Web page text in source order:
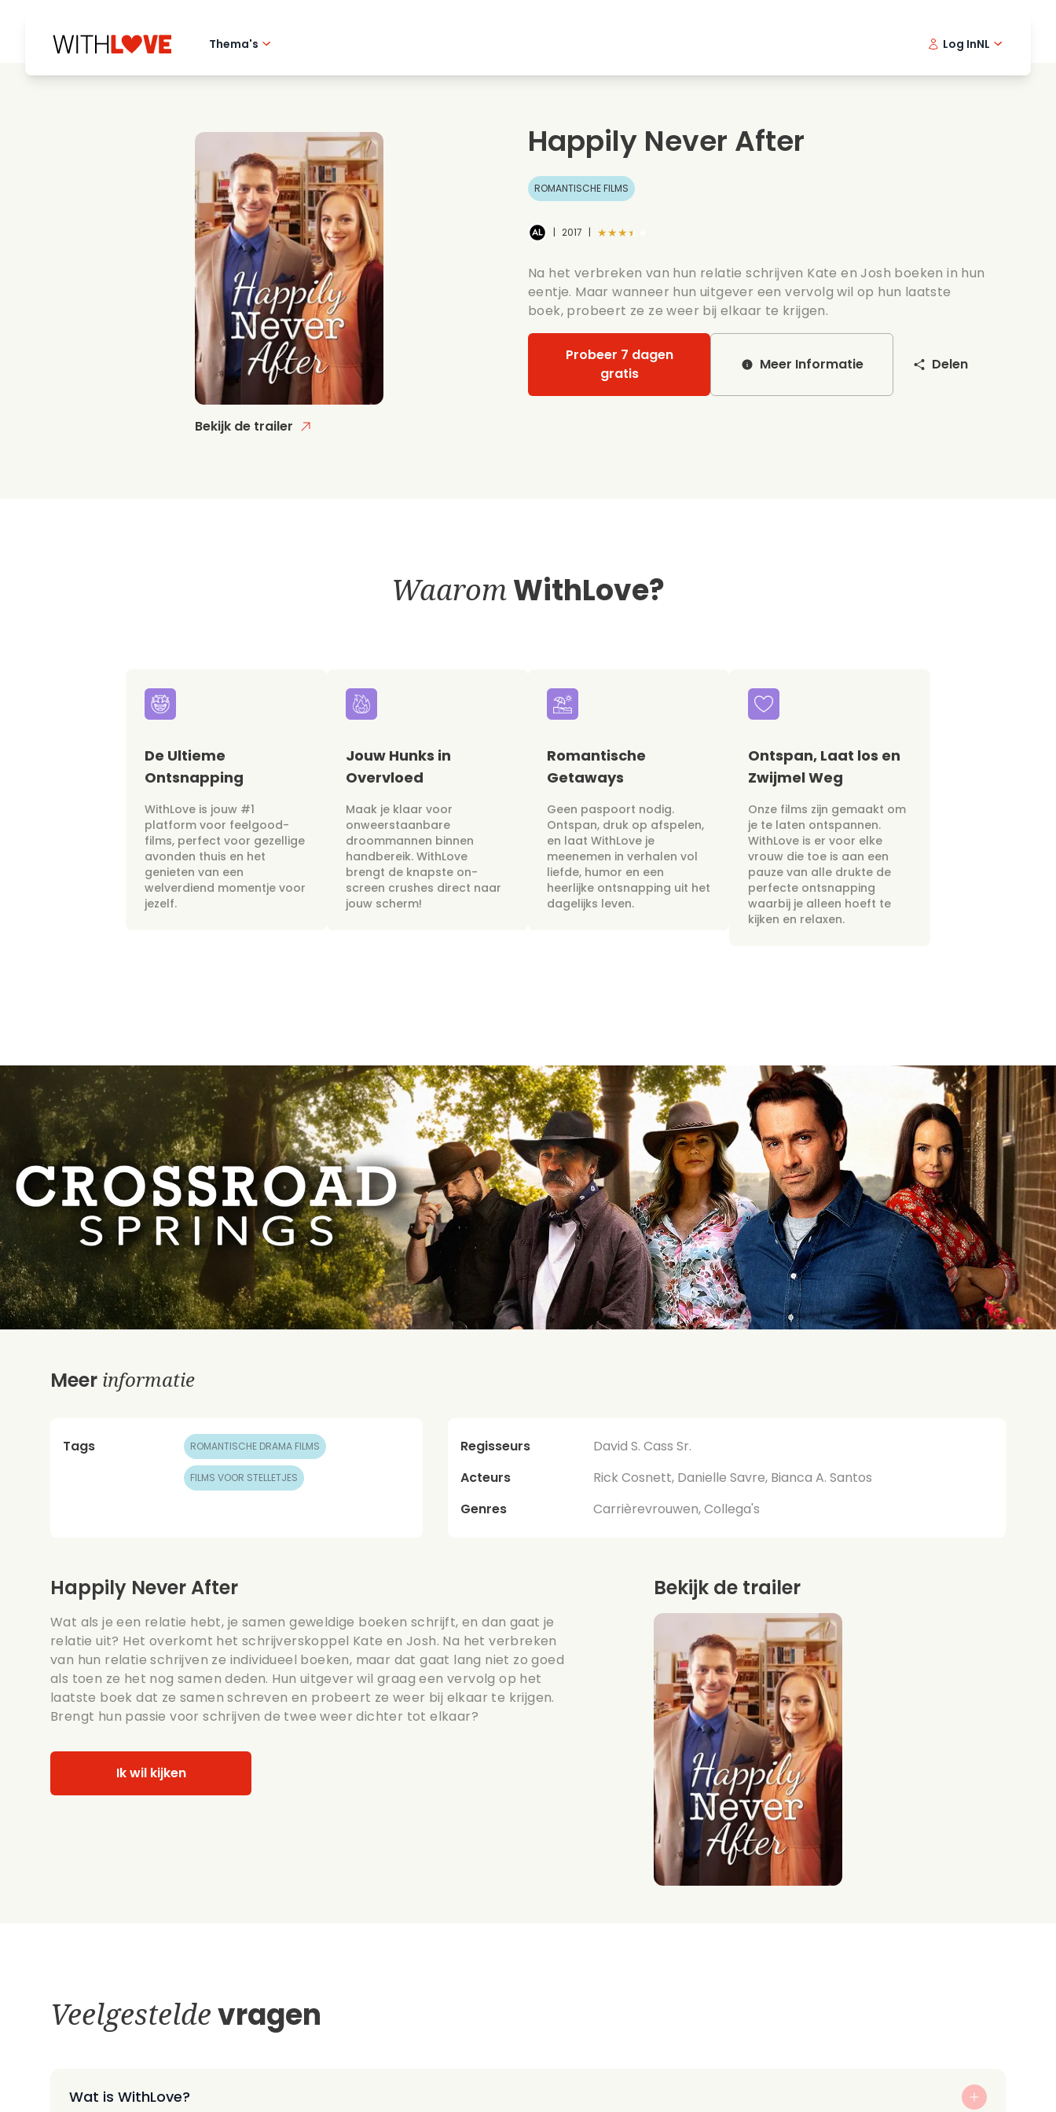
Thema's
Zomerse films
Date films
Romantische series
Bruiloft
Log InNL
Bekijk de trailer
Happily Never After
ROMANTISCHE FILMS
| 2017 | ★★★★★
Na het verbreken van hun relatie schrijven Kate en Josh boeken in hun
eentje. Maar wanneer hun uitgever een vervolg wil op hun laatste
boek, probeert ze ze weer bij elkaar te krijgen.
Probeer 7 dagen
gratis
Meer Informatie Delen
WaaromWithLove?
De Ultieme
Ontsnapping
WithLove is jouw #1
platform voor feelgood-
films, perfect voor gezellige
avonden thuis en het
genieten van een
welverdiend momentje voor
jezelf.
Jouw Hunks in
Overvloed
Maak je klaar voor
onweerstaanbare
droommannen binnen
handbereik. WithLove
brengt de knapste on-
screen crushes direct naar
jouw scherm!
Romantische
Getaways
Geen paspoort nodig.
Ontspan, druk op afspelen,
en laat WithLove je
meenemen in verhalen vol
liefde, humor en een
heerlijke ontsnapping uit het
dagelijks leven.
Ontspan, Laat los en
Zwijmel Weg
Onze films zijn gemaakt om
je te laten ontspannen.
WithLove is er voor elke
vrouw die toe is aan een
pauze van alle drukte de
perfecte ontsnapping
waarbij je alleen hoeft te
kijken en relaxen.
Meer informatie
Tags ROMANTISCHE DRAMA FILMS
FILMS VOOR STELLETJES
Regisseurs
David S. Cass Sr.
Acteurs
Rick Cosnett, Danielle Savre, Bianca A. Santos
Genres
Carrièrevrouwen, Collega's
Happily Never After
Wat als je een relatie hebt, je samen geweldige boeken schrijft, en dan gaat je
relatie uit? Het overkomt het schrijverskoppel Kate en Josh. Na het verbreken
van hun relatie schrijven ze individueel boeken, maar dat gaat lang niet zo goed
als toen ze het nog samen deden. Hun uitgever wil graag een vervolg op het
laatste boek dat ze samen schreven en probeert ze weer bij elkaar te krijgen.
Brengt hun passie voor schrijven de twee weer dichter tot elkaar?
Ik wil kijken
Bekijk de trailer
Veelgesteldevragen
Wat is WithLove?